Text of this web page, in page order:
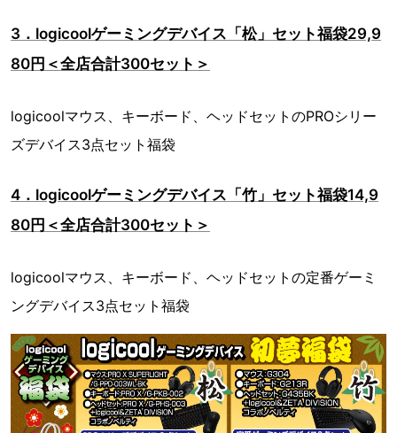
3．logicoolゲーミングデバイス「松」セット福袋29,9
80円＜全店合計300セット＞
logicoolマウス、キーボード、ヘッドセットのPROシリー
ズデバイス3点セット福袋
4．logicoolゲーミングデバイス「竹」セット福袋14,9
80円＜全店合計300セット＞
logicoolマウス、キーボード、ヘッドセットの定番ゲーミ
ングデバイス3点セット福袋